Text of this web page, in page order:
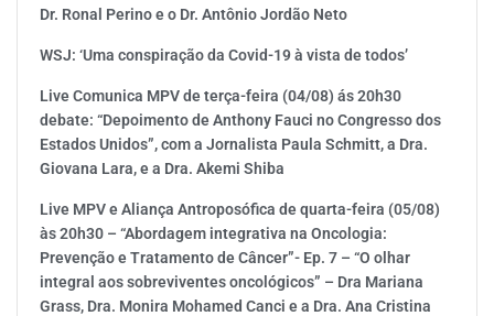
Dr. Ronal Perino e o Dr. Antônio Jordão Neto
WSJ: ‘Uma conspiração da Covid-19 à vista de todos’
Live Comunica MPV de terça-feira (04/08) ás 20h30
debate: “Depoimento de Anthony Fauci no Congresso dos
Estados Unidos”, com a Jornalista Paula Schmitt, a Dra.
Giovana Lara, e a Dra. Akemi Shiba
Live MPV e Aliança Antroposófica de quarta-feira (05/08)
às 20h30 – “Abordagem integrativa na Oncologia:
Prevenção e Tratamento de Câncer”- Ep. 7 – “O olhar
integral aos sobreviventes oncológicos” – Dra Mariana
Grass, Dra. Monira Mohamed Canci e a Dra. Ana Cristina